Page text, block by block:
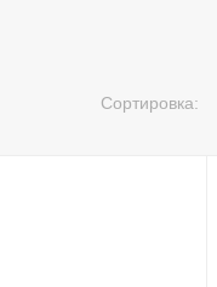
Сортировка: